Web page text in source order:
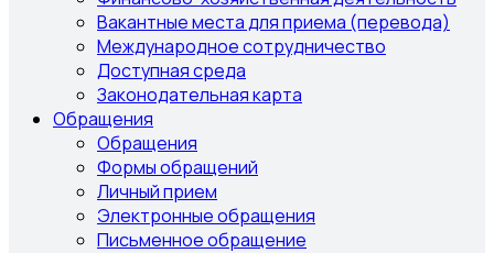
Вакантные места для приема (перевода)
Международное сотрудничество
Доступная среда
Законодательная карта
Обращения
Обращения
Формы обращений
Личный прием
Электронные обращения
Письменное обращение